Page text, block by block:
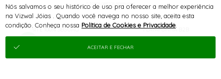
SITE 100% SEGURO PLATAFORMA B2B
® TODOS DIREITOS RESERVADOS
Nós salvamos o seu histórico de uso pra oferecer a melhor experiência
na Vizwal Jóias . Quando você navega no nosso site, aceita esta
condição. Conheça nossa Política de Cookies e Privacidade
ACEITAR E FECHAR